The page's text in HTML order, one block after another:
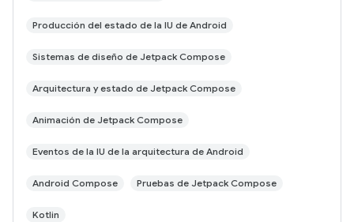
Producción del estado de la IU de Android
Sistemas de diseño de Jetpack Compose
Arquitectura y estado de Jetpack Compose
Animación de Jetpack Compose
Eventos de la IU de la arquitectura de Android
Android Compose Pruebas de Jetpack Compose
Kotlin